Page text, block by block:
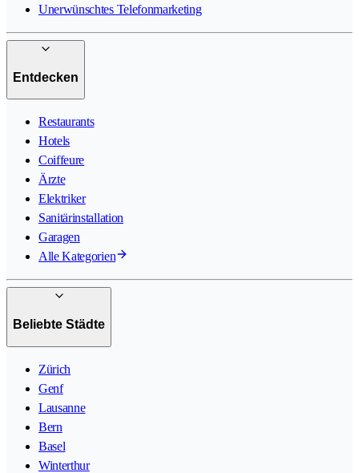
Unerwünschtes Telefonmarketing
Entdecken
Restaurants
Hotels
Coiffeure
Ärzte
Elektriker
Sanitärinstallation
Garagen
Alle Kategorien
Beliebte Städte
Zürich
Genf
Lausanne
Bern
Basel
Winterthur